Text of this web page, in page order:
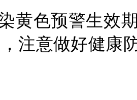
黄色预警生效
注意做好健康